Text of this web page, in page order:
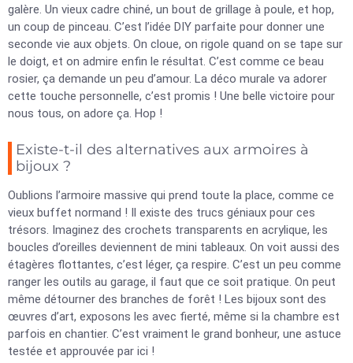
galère. Un vieux cadre chiné, un bout de grillage à poule, et hop,
un coup de pinceau. C’est l’idée DIY parfaite pour donner une
seconde vie aux objets. On cloue, on rigole quand on se tape sur
le doigt, et on admire enfin le résultat. C’est comme ce beau
rosier, ça demande un peu d’amour. La déco murale va adorer
cette touche personnelle, c’est promis ! Une belle victoire pour
nous tous, on adore ça. Hop !
Existe-t-il des alternatives aux armoires à
bijoux ?
Oublions l’armoire massive qui prend toute la place, comme ce
vieux buffet normand ! Il existe des trucs géniaux pour ces
trésors. Imaginez des crochets transparents en acrylique, les
boucles d’oreilles deviennent de mini tableaux. On voit aussi des
étagères flottantes, c’est léger, ça respire. C’est un peu comme
ranger les outils au garage, il faut que ce soit pratique. On peut
même détourner des branches de forêt ! Les bijoux sont des
œuvres d’art, exposons les avec fierté, même si la chambre est
parfois en chantier. C’est vraiment le grand bonheur, une astuce
testée et approuvée par ici !